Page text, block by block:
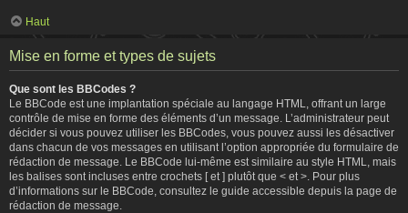
Haut
Mise en forme et types de sujets
Que sont les BBCodes ?
Le BBCode est une implantation spéciale au langage HTML, offrant un large
contrôle de mise en forme des éléments d’un message. L’administrateur peut
décider si vous pouvez utiliser les BBCodes, vous pouvez aussi les désactiver
dans chacun de vos messages en utilisant l’option appropriée du formulaire de
rédaction de message. Le BBCode lui-même est similaire au style HTML, mais
les balises sont incluses entre crochets [ et ] plutôt que < et >. Pour plus
d’informations sur le BBCode, consultez le guide accessible depuis la page de
rédaction de message.